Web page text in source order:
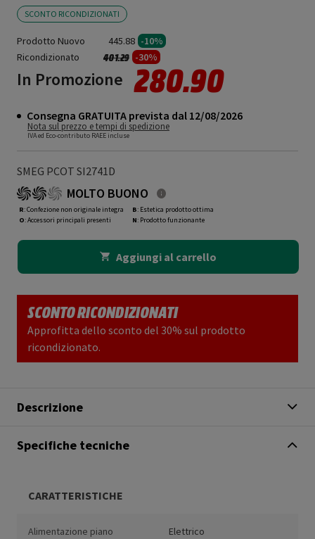
SCONTO RICONDIZIONATI
Prodotto Nuovo 445.88 -10%
Ricondizionato
Prezzo ridotto da
401.29a -30%
In Promozione 280.90
Consegna GRATUITA prevista dal 12/08/2026
Nota sul prezzo e tempi di spedizione
IVA ed Eco-contributo RAEE incluse
SMEG PCOT SI2741D
MOLTO BUONO
R: Confezione non originale integra
O: Accessori principali presenti
B: Estetica prodotto ottima
N: Prodotto funzionante
Aggiungi al carrello
SCONTO RICONDIZIONATI
Approfitta dello sconto del 30% sul prodotto
ricondizionato.
Descrizione
Specifiche tecniche
CARATTERISTICHE
Alimentazione piano Elettrico